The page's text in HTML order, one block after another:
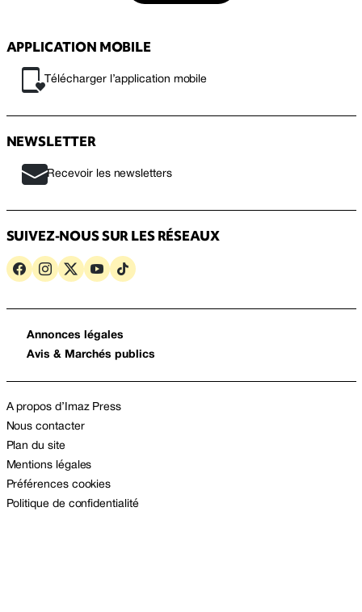
APPLICATION MOBILE
Télécharger l’application mobile
NEWSLETTER
Recevoir les newsletters
SUIVEZ-NOUS SUR LES RÉSEAUX
Annonces légales
Avis & Marchés publics
A propos d’Imaz Press
Nous contacter
Plan du site
Mentions légales
Préférences cookies
Politique de confidentialité